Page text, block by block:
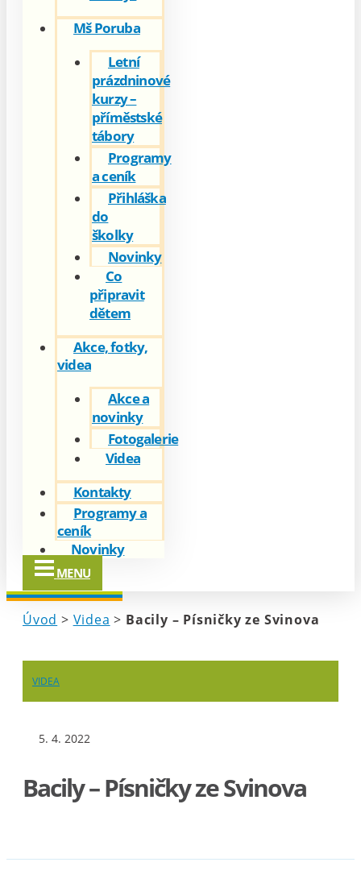
Mš Poruba
Letní
prázdninové
kurzy –
příměstské
tábory
Programy
a ceník
Přihláška
do
školky
Novinky
Co
připravit
dětem
Akce, fotky,
videa
Akce a
novinky
Fotogalerie
Videa
Kontakty
Programy a
ceník
Novinky
MENU
Úvod > Videa > Bacily – Písničky ze Svinova
VIDEA
5. 4. 2022
Bacily – Písničky ze Svinova